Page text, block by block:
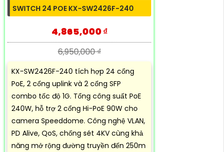
SWITCH 24 POE KX-SW2426F-240
4,865,000 ₫
6,950,000 ₫
KX-SW2426F-240 tích hợp 24 cổng
PoE, 2 cổng uplink và 2 cổng SFP
combo tốc độ 1G. Tổng công suất PoE
240W, hỗ trợ 2 cổng Hi-PoE 90W cho
camera Speeddome. Công nghệ VLAN,
PD Alive, QoS, chống sét 4KV cùng khả
năng mở rộng đường truyền đến 250m